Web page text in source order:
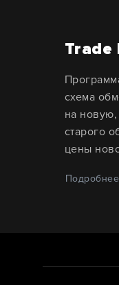
Trade
схема
на новую,
старого
цены
Подробнее